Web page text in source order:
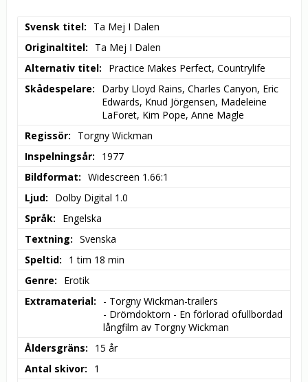
Svensk titel
Ta Mej I Dalen
Originaltitel
Ta Mej I Dalen
Alternativ titel
Practice Makes Perfect, Countrylife
Skådespelare
Darby Lloyd Rains, Charles Canyon, Eric
Edwards, Knud Jörgensen, Madeleine
LaForet, Kim Pope, Anne Magle
Regissör
Torgny Wickman
Inspelningsår
1977
Bildformat
Widescreen 1.66:1
Ljud
Dolby Digital 1.0
Språk
Engelska
Textning
Svenska
Speltid
1 tim 18 min
Genre
Erotik
Extramaterial
- Torgny Wickman-trailers
- Drömdoktorn - En förlorad ofullbordad
långfilm av Torgny Wickman
Åldersgräns
15 år
Antal skivor
1